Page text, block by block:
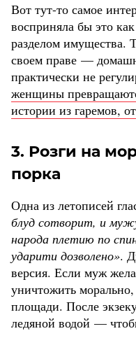
Вот тут-то самое
восприняла бы это
разделом имущества.
своем праве —
практически не
женщины
истории из гаремов,
3. Розги на
порка
Одна из летописей
блуд сотворит, и
народа плетию по
ударити дозволено».
версия. Если муж
уничтожить
площади. После
ледяной водой —